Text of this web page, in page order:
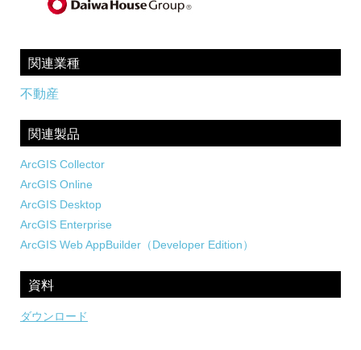
関連業種
不動産
関連製品
ArcGIS Collector
ArcGIS Online
ArcGIS Desktop
ArcGIS Enterprise
ArcGIS Web AppBuilder（Developer Edition）
資料
ダウンロード